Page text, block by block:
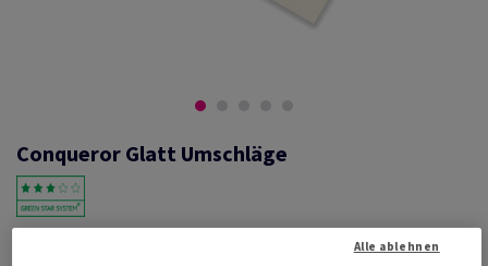
Conqueror Glatt Umschläge
Alle ablehnen